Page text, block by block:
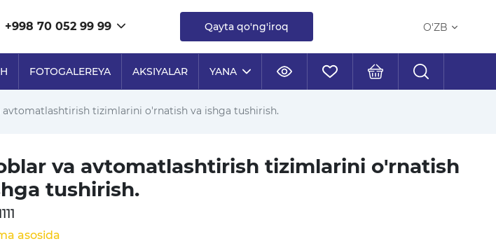
+998 70 052 99 99 Qayta qo'ng'iroq O'ZB
FOTOGALEREYA AKSIYALAR YANA
avtomatlashtirish tizimlarini o'rnatish va ishga tushirish.
va avtomatlashtirish tizimlarini o'rnatish
tushirish.
asosida